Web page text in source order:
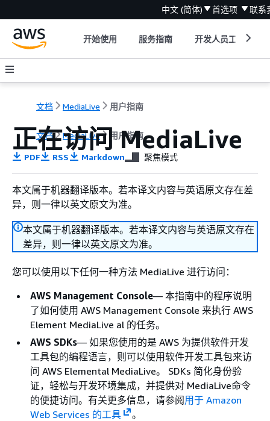
中文 (简体) 首选项 联系
开始使用 服务指南 开发人员工具
文档 MediaLive 用户指南
文档 MediaLive 用户指南
正在访问 MediaLive
PDF RSS Markdown 聚焦模式
本文属于机器翻译版本。若本译文内容与英语原文存在差
异，则一律以英文原文为准。
本文属于机器翻译版本。若本译文内容与英语原文存在
差异，则一律以英文原文为准。
您可以使用以下任何一种方法 MediaLive 进行访问：
AWS Management Console— 本指南中的程序说明
了如何使用 AWS Management Console 来执行 AWS
Element MediaLive al 的任务。
AWS SDKs— 如果您使用的是 AWS 为提供软件开发
工具包的编程语言，则可以使用软件开发工具包来访
问 AWS Elemental MediaLive。 SDKs 简化身份验
证，轻松与开发环境集成，并提供对 MediaLive命令
的便捷访问。有关更多信息，请参阅用于 Amazon
Web Services 的工具
。